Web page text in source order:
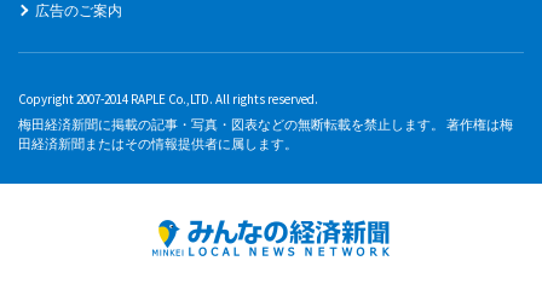
広告のご案内
Copyright 2007-2014 RAPLE Co.,LTD. All rights reserved.
梅田経済新聞に掲載の記事・写真・図表などの無断転載を禁止します。 著作権は梅
田経済新聞またはその情報提供者に属します。